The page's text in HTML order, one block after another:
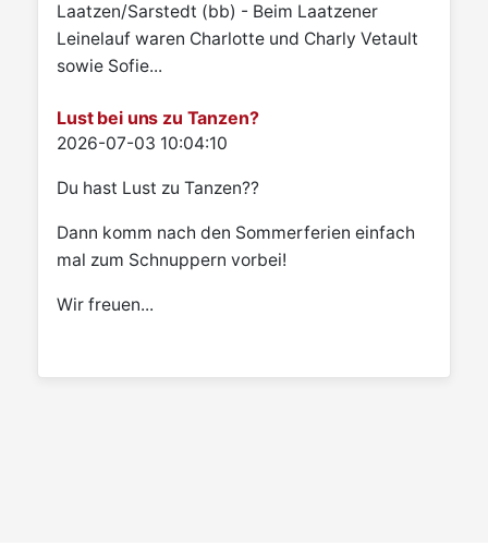
Laatzen/Sarstedt (bb) - Beim Laatzener
Leinelauf waren Charlotte und Charly Vetault
sowie Sofie...
Lust bei uns zu Tanzen?
Details
2026-07-03 10:04:10
Du hast Lust zu Tanzen??
Dann komm nach den Sommerferien einfach
mal zum Schnuppern vorbei!
Wir freuen...